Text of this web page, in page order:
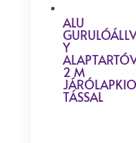
ALU
Y
2 M
TÁSSAL